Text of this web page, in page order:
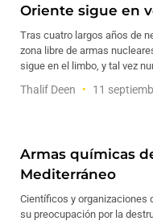
Oriente sigue en
Tras cuatro largos años de
zona libre de armas
sigue en el limbo, y tal vez
Thalif Deen 11
Armas químicas
Mediterráneo
Científicos y organizaciones
su preocupación por la